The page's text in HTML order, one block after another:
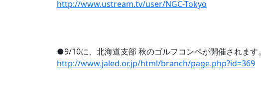
http://www.ustream.tv/user/NGC-Tokyo
●9/10に、北海道支部 秋のゴルフコンペが開催されます。
http://www.jaled.or.jp/html/branch/page.php?id=369